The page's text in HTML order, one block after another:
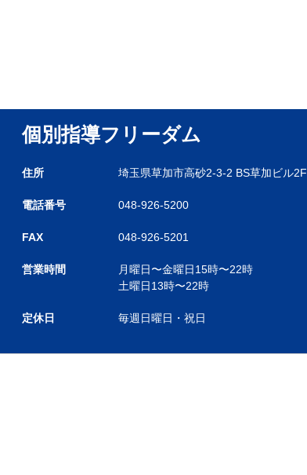
個別指導フリーダム
住所 埼玉県草加市高砂2-3-2 BS草加ビル2F
電話番号 048-926-5200
FAX 048-926-5201
営業時間 月曜日〜金曜日15時〜22時
土曜日13時〜22時
定休日 毎週日曜日・祝日